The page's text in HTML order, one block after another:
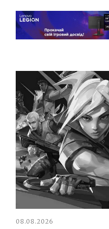
08.08.2026